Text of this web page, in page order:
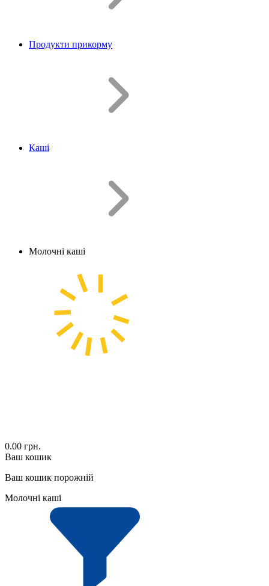
Продукти прикорму
Кашi
Молочні каші
0.00 грн.
Ваш кошик
Ваш кошик порожній
Молочні каші